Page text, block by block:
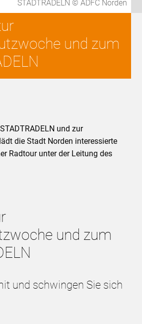
STADTRADELN © ADFC Norden
und zum
und zur
die Stadt Norden interessierte
Radtour unter der Leitung des
und zum
und schwingen Sie sich